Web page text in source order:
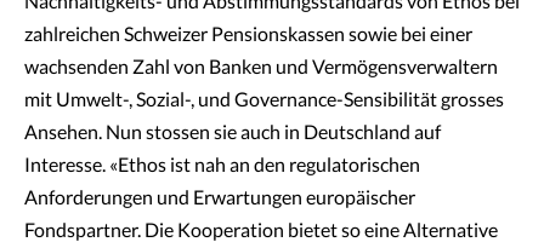
zahlreichen Schweizer Pensionskassen sowie bei einer
wachsenden Zahl von Banken und Vermögensverwaltern
mit Umwelt-, Sozial-, und Governance-Sensibilität grosses
Ansehen. Nun stossen sie auch in Deutschland auf
Interesse. «Ethos ist nah an den regulatorischen
Anforderungen und Erwartungen europäischer
Fondspartner. Die Kooperation bietet so eine Alternative